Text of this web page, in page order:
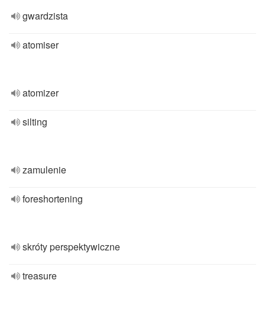
gwardzista
atomiser
atomizer
silting
zamulenie
foreshortening
skróty perspektywiczne
treasure